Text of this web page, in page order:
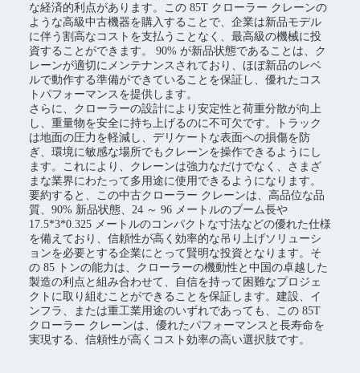
な経済的利点があります。この 85T クローラー クレーンの
ような高級中古機器を購入することで、企業は新品モデル
に伴う割高なコストを支払うことなく、最高級の機械に投
資することができます。 90% が新品状態であることは、ク
レーンが適切にメンテナンスされており、ほぼ新品のレベ
ルで動作する準備ができていることを保証し、優れたコス
トパフォーマンスを提供します。
さらに、クローラーの設計により安定性と荷重分散が向上
し、重量物を安全に持ち上げるのに不可欠です。トラック
は地面の圧力を軽減し、デリケートな表面への損傷を防
ぎ、環境に敏感な場所でもクレーンを操作できるようにし
ます。これにより、クレーンは強力なだけでなく、さまざ
まな業界にわたって多用途に使用できるようになります。
要約すると、この中古クローラー クレーンは、高品位な品
質、90% 新品状態、24 ～ 96 メートルのブーム長や
17.5*3*0.325 メートルのコンパクトな寸法などの優れた仕様
を備えており、信頼性が高く効率的な吊り上げソリューシ
ョンを必要とする企業にとって賢明な投資となります。そ
の 85 トンの能力は、クローラーの機動性と中国の卓越した
製造の利点と組み合わせて、自信を持って困難なプロジェ
クトに取り組むことができることを保証します。建設、イ
ンフラ、または重工業用途のいずれであっても、この 85T
クローラー クレーンは、優れたパフォーマンスと長寿命を
実現する、信頼性が高くコスト効率の高い選択肢です。